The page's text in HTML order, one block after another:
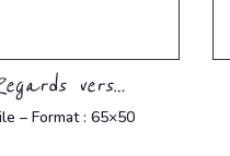
vers…
– Format : 65×50